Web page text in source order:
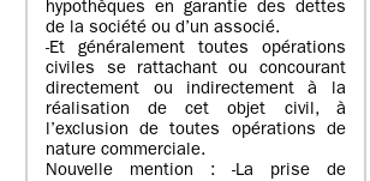
hypothèques en garantie des dettes
de la société ou d’un associé.
-Et généralement toutes opérations
civiles se rattachant ou concourant
directement ou indirectement à la
réalisation de cet objet civil, à
l’exclusion de toutes opérations de
nature commerciale.
Nouvelle mention : -La prise de